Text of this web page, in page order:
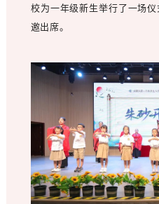
校为一年级新生举行了一场
邀出席。